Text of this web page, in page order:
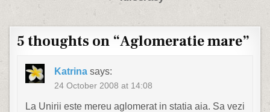
5 thoughts on “Aglomeratie mare”
Katrina says:
24 October 2008 at 14:08
La Unirii este mereu aglomerat in statia aia. Sa vezi